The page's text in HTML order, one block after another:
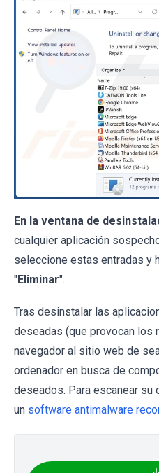
En la ventana de
cualquier aplicación
seleccione estas entradas y
"Eliminar".
Tras desinstalar las
deseadas (que provocan los
navegador al sitio web de
ordenador en busca de
deseados. Para escanear su
un software antimalware